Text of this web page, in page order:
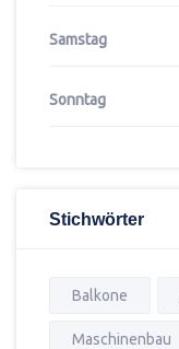
Samstag
Sonntag
Stichwörter
Balkone
Maschinenbau